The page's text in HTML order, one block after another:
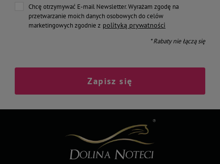
Chcę otrzymywać E-mail Newsletter. Wyrażam zgodę na
przetwarzanie moich danych osobowych do celów
marketingowych zgodnie z polityką prywatności
* Rabaty nie łączą się
Zapisz się